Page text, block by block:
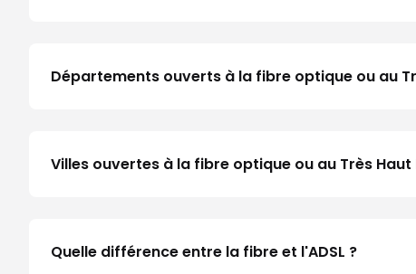
Départements ouverts à la fibre optique ou au
Villes ouvertes à la fibre optique ou au Très
Quelle différence entre la fibre et l'ADSL ?